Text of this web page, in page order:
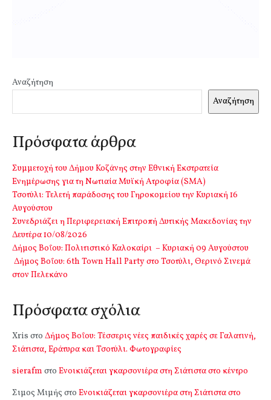
Αναζήτηση
Αναζήτηση
Πρόσφατα άρθρα
Συμμετοχή του Δήμου Κοζάνης στην Εθνική Εκστρατεία
Ενημέρωσης για τη Νωτιαία Μυϊκή Ατροφία (SMA)
Τσοτύλι: Τελετή παράδοσης του Γηροκομείου την Κυριακή 16
Αυγούστου
Συνεδριάζει η Περιφερειακή Επιτροπή Δυτικής Μακεδονίας την
Δευτέρα 10/08/2026
Δήμος Βοΐου: Πολιτιστικό Καλοκαίρι – Κυριακή 09 Αυγούστου
Δήμος Βοΐου: 6th Town Hall Party στο Τσοτύλι, Θερινό Σινεμά
στον Πελεκάνο
Πρόσφατα σχόλια
Xris στο Δήμος Βοΐου: Τέσσερις νέες παιδικές χαρές σε Γαλατινή,
Σιάτιστα, Εράτυρα και Τσοτύλι. Φωτογραφίες
sierafm στο Ενοικιάζεται γκαρσονιέρα στη Σιάτιστα στο κέντρο
Σιμος Μιμής στο Ενοικιάζεται γκαρσονιέρα στη Σιάτιστα στο